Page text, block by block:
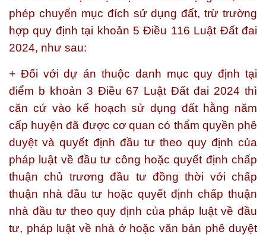
phép chuyển mục đích sử dụng đất, trừ trường
hợp quy định tại khoản 5 Điều 116 Luật Đất đai
2024, như sau:
+ Đối với dự án thuộc danh mục quy định tại
điểm b khoản 3 Điều 67 Luật Đất đai 2024 thì
căn cứ vào kế hoạch sử dụng đất hằng năm
cấp huyện đã được cơ quan có thẩm quyền phê
duyệt và quyết định đầu tư theo quy định của
pháp luật về đầu tư công hoặc quyết định chấp
thuận chủ trương đầu tư đồng thời với chấp
thuận nhà đầu tư hoặc quyết định chấp thuận
nhà đầu tư theo quy định của pháp luật về đầu
tư, pháp luật về nhà ở hoặc văn bản phê duyệt